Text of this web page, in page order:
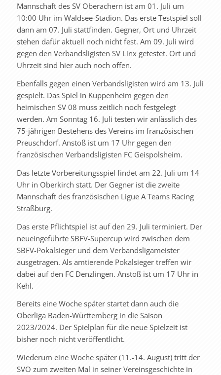
Mannschaft des SV Oberachern ist am 01. Juli um
10:00 Uhr im Waldsee-Stadion. Das erste Testspiel soll
dann am 07. Juli stattfinden. Gegner, Ort und Uhrzeit
stehen dafür aktuell noch nicht fest. Am 09. Juli wird
gegen den Verbandsligisten SV Linx getestet. Ort und
Uhrzeit sind hier auch noch offen.
Ebenfalls gegen einen Verbandsligisten wird am 13. Juli
gespielt. Das Spiel in Kuppenheim gegen den
heimischen SV 08 muss zeitlich noch festgelegt
werden. Am Sonntag 16. Juli testen wir anlässlich des
75-jährigen Bestehens des Vereins im französischen
Preuschdorf. Anstoß ist um 17 Uhr gegen den
französischen Verbandsligisten FC Geispolsheim.
Das letzte Vorbereitungsspiel findet am 22. Juli um 14
Uhr in Oberkirch statt. Der Gegner ist die zweite
Mannschaft des französischen Ligue A Teams Racing
Straßburg.
Das erste Pflichtspiel ist auf den 29. Juli terminiert. Der
neueingeführte SBFV-Supercup wird zwischen dem
SBFV-Pokalsieger und dem Verbandsligameister
ausgetragen. Als amtierende Pokalsieger treffen wir
dabei auf den FC Denzlingen. Anstoß ist um 17 Uhr in
Kehl.
Bereits eine Woche später startet dann auch die
Oberliga Baden-Württemberg in die Saison
2023/2024. Der Spielplan für die neue Spielzeit ist
bisher noch nicht veröffentlicht.
Wiederum eine Woche später (11.-14. August) tritt der
SVO zum zweiten Mal in seiner Vereinsgeschichte in